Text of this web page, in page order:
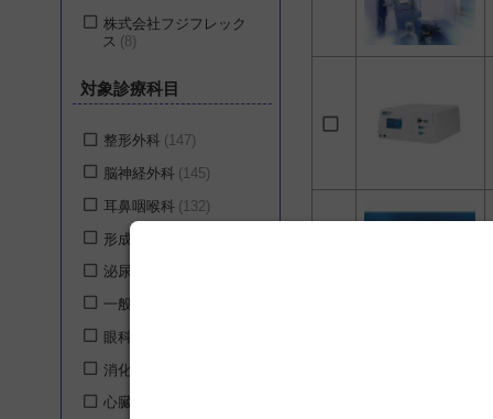
株式会社フジフレック
ス
8
メドライン・ジャパン
式会社 4
タカラベルモント株式
会社 3
3
山田医療照明株式会社
ク 3
株式会社NEXUS-Arc
対象診療科目
整形外科 147
脳神経外科 145
耳鼻咽喉科 132
形成外科
泌尿器科
一般外科
眼科
消化器外科
心臓血管外科